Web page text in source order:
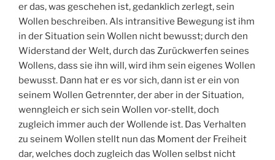
er das, was geschehen ist, gedanklich zerlegt, sein
Wollen beschreiben. Als intransitive Bewegung ist ihm
in der Situation sein Wollen nicht bewusst; durch den
Widerstand der Welt, durch das Zurückwerfen seines
Wollens, dass sie ihn will, wird ihm sein eigenes Wollen
bewusst. Dann hat er es vor sich, dann ist er ein von
seinem Wollen Getrennter, der aber in der Situation,
wenngleich er sich sein Wollen vor-stellt, doch
zugleich immer auch der Wollende ist. Das Verhalten
zu seinem Wollen stellt nun das Moment der Freiheit
dar, welches doch zugleich das Wollen selbst nicht